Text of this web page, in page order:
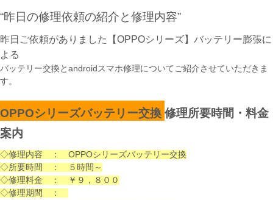
“昨日の修理依頼の紹介と修理内容”
昨日ご依頼がありました【OPPOシリーズ】バッテリー膨張に
よる
バッテリー交換とandroidスマホ修理についてご紹介させていただきま
す。
OPPOシリーズバッテリー交換 修理所要時間・料金
案内
◇修理内容 ： OPPOシリーズバッテリー交換
◇所要時間 ： ５時間～
◇修理料金 ： ￥９，８００
◇修理期間 ：